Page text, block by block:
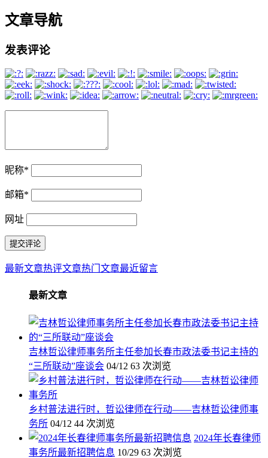
文章导航
发表评论
昵称*
邮箱*
网址
最新文章热评文章热门文章最近留言
最新文章
吉林哲讼律师事务所主任参加长春市政法委书记主持的
“三所联动”座谈会 04/12 63 次浏览
乡村普法进行时，哲讼律师在行动——吉林哲讼律师事
务所 04/12 44 次浏览
2024年长春律师
事务所最新招聘信息 10/29 63 次浏览